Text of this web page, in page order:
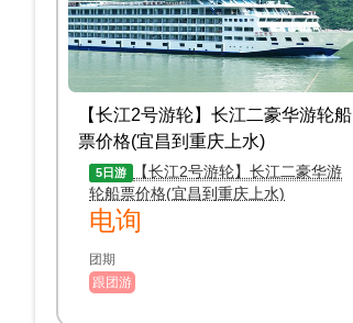
【长江2号游轮】长江二豪华游轮船
票价格(宜昌到重庆上水)
5日游
【长江2号游轮】长江二豪华游
轮船票价格(宜昌到重庆上水)
电询
团期
跟团游